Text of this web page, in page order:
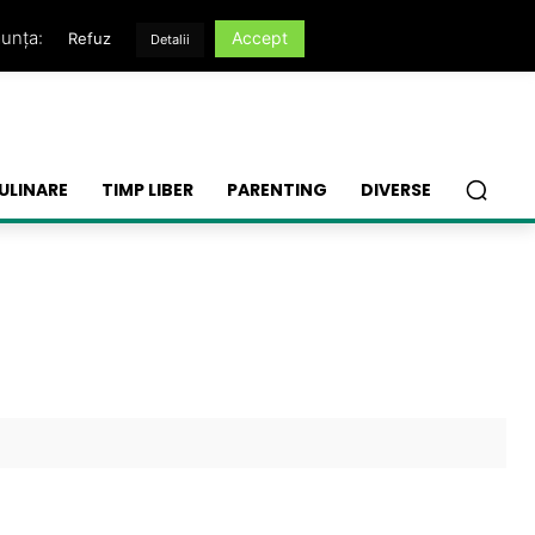
TIMP LIBER PARENTING DIVERSE
Refuz Detalii Accept